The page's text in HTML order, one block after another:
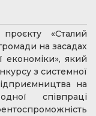
«Сталий
на засадах
економіки», який
з системної
на
співпраці